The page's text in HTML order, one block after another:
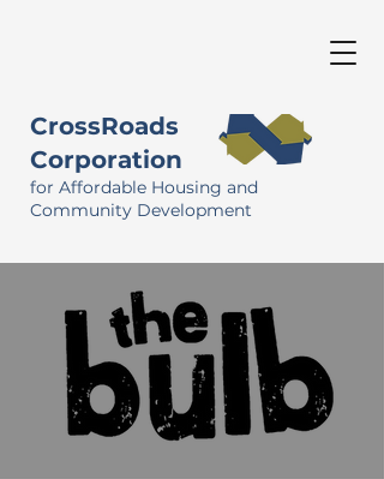
CrossRoads
Corporation
for Affordable Housing and
Community Development